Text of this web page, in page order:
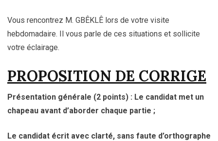
Vous rencontrez M. GBÊKLÊ lors de votre visite
hebdomadaire. Il vous parle de ces situations et sollicite
votre éclairage.
PROPOSITION DE CORRIGE
Présentation générale (2 points) : Le candidat met un
chapeau avant d’aborder chaque partie ;
Le candidat écrit avec clarté, sans faute d’orthographe